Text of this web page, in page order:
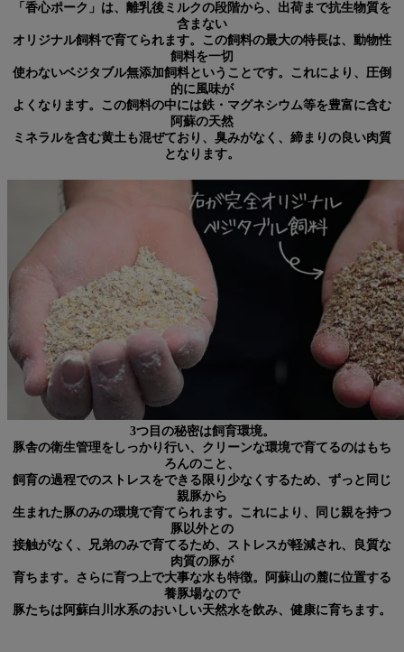
「香心ポーク」は、離乳後ミルクの段階から、出荷まで抗生物質を
含まない
オリジナル飼料で育てられます。この飼料の最大の特長は、動物性
飼料を一切
使わないベジタブル無添加飼料ということです。これにより、圧倒
的に風味が
よくなります。この飼料の中には鉄・マグネシウム等を豊富に含む
阿蘇の天然
ミネラルを含む黄土も混ぜており、臭みがなく、締まりの良い肉質
となります。
3つ目の秘密は飼育環境。
豚舎の衛生管理をしっかり行い、クリーンな環境で育てるのはもち
ろんのこと、
飼育の過程でのストレスをできる限り少なくするため、ずっと同じ
親豚から
生まれた豚のみの環境で育てられます。これにより、同じ親を持つ
豚以外との
接触がなく、兄弟のみで育てるため、ストレスが軽減され、良質な
肉質の豚が
育ちます。さらに育つ上で大事な水も特徴。阿蘇山の麓に位置する
養豚場なので
豚たちは阿蘇白川水系のおいしい天然水を飲み、健康に育ちます。